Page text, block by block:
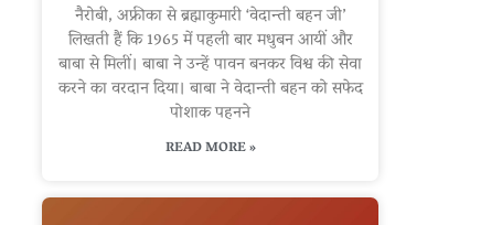
नैरोबी, अफ्रीका से ब्रह्माकुमारी ‘वेदान्ती बहन जी’
लिखती हैं कि 1965 में पहली बार मधुबन आयीं और
बाबा से मिलीं। बाबा ने उन्हें पावन बनकर विश्व की सेवा
करने का वरदान दिया। बाबा ने वेदान्ती बहन को सफेद
पोशाक पहनने
READ MORE »